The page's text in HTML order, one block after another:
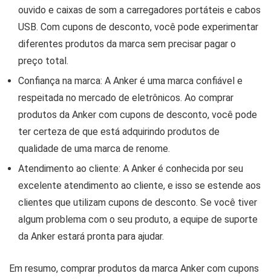
ouvido e caixas de som a carregadores portáteis e cabos
USB. Com cupons de desconto, você pode experimentar
diferentes produtos da marca sem precisar pagar o
preço total.
Confiança na marca: A Anker é uma marca confiável e
respeitada no mercado de eletrônicos. Ao comprar
produtos da Anker com cupons de desconto, você pode
ter certeza de que está adquirindo produtos de
qualidade de uma marca de renome.
Atendimento ao cliente: A Anker é conhecida por seu
excelente atendimento ao cliente, e isso se estende aos
clientes que utilizam cupons de desconto. Se você tiver
algum problema com o seu produto, a equipe de suporte
da Anker estará pronta para ajudar.
Em resumo, comprar produtos da marca Anker com cupons